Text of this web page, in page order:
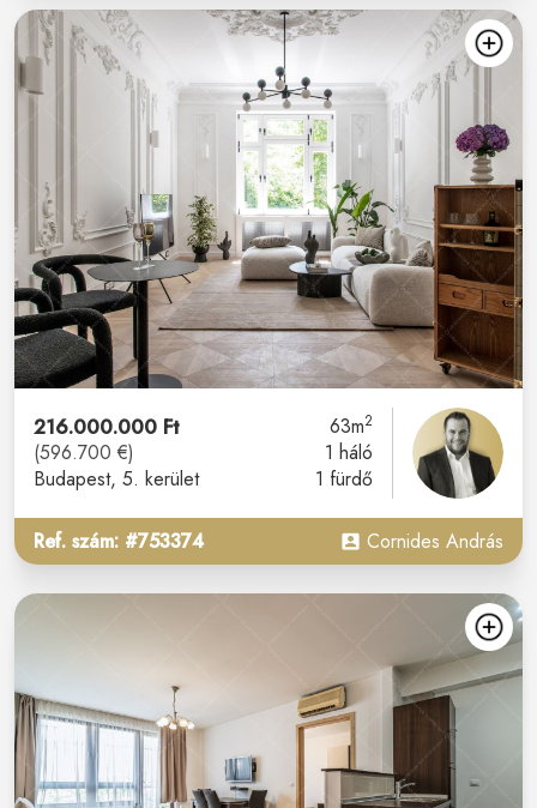
216.000.000 Ft
(596.700 €)
Budapest, 5. kerület
63m2
1 háló
1 fürdő
Ref. szám: #753374 Cornides András